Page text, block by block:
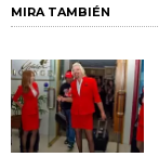
MIRA TAMBIÉN